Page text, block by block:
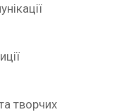
творчих